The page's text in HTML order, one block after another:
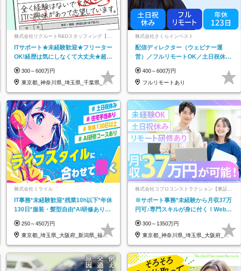
株式会社リクルートR&Dスタッフィング【リ
クルートグループ】
ITサポート★未経験歓迎★フリーター
OK!経歴は気にしなくて大丈夫★超大
300～600万円
東京都_神奈川県_埼玉県_千葉県_大
阪府…
株式会社さくらインベスト
配信ディレクター（ウェビナー運
営）／フルリモートOK／土日祝休み
400～600万円
フルリモートあり
株式会社ミライル
IT事務*未経験歓迎*残業10h以下*年休
130日*服装・髪型自由*AI研修あり*
250～450万円
東京都_埼玉県_大阪府_新潟県_福岡
県
株式会社コプロコンストラクション【東証プ
ライム上場コプロ・ホールディングス子会
社】
※サポート事務*未経験から月収37万
円可♪専門スキルが身に付く！Web面
300～1350万円
東京都_神奈川県_埼玉県_大阪府_愛
知県…